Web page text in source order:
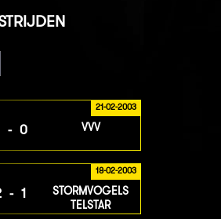
21-02-2003
0 VVV
18-02-2003
1
STORMVOGELS
TELSTAR